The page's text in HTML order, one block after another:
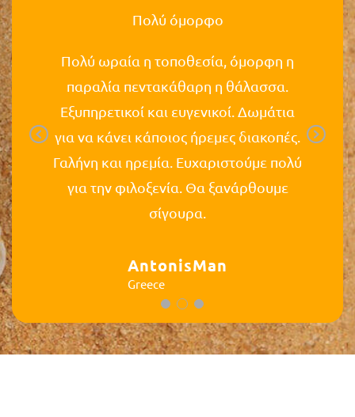
Previous
si
si
sfarsit
Πολύ όμορφο
Πολύ ωραία η τοποθεσία, όμορφη η
παραλία πεντακάθαρη η θάλασσα.
Εξυπηρετικοί και ευγενικοί. Δωμάτια
για να κάνει κάποιος ήρεμες διακοπές.
Γαλήνη και ηρεμία. Ευχαριστούμε πολύ
για την φιλοξενία. Θα ξανάρθουμε
σίγουρα.
AntonisMan
Greece
luogo